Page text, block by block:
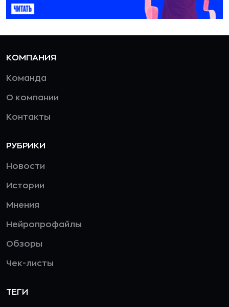
КОМПАНИЯ
Команда
О компании
Контакты
РУБРИКИ
Новости
Истории
Мнения
Нейропрофайлы
Обзоры
Чек-листы
ТЕГИ